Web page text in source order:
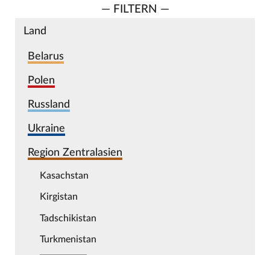
— FILTERN —
Land
Belarus
Polen
Russland
Ukraine
Region Zentralasien
Kasachstan
Kirgistan
Tadschikistan
Turkmenistan